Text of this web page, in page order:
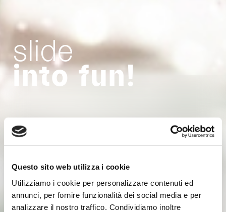
Questo sito web utilizza i cookie
Utilizziamo i cookie per personalizzare contenuti ed
annunci, per fornire funzionalità dei social media e per
analizzare il nostro traffico. Condividiamo inoltre
slide
into fun!
DISCOVER MORE